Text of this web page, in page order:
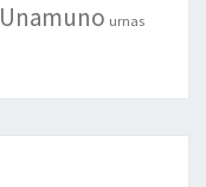
Unamuno urnas